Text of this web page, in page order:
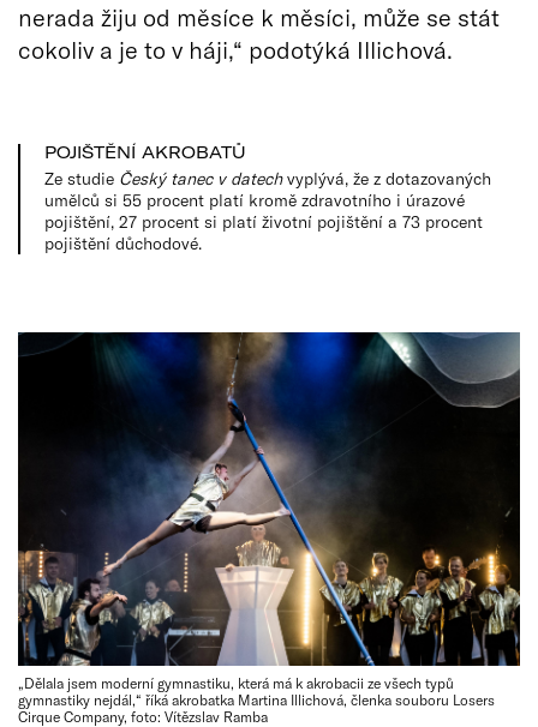
nerada žiju od měsíce k měsíci, může se stát
cokoliv a je to v háji,“ podotýká Illichová.
POJIŠTĚNÍ AKROBATŮ
Ze studie Český tanec v datechvyplývá, že z dotazovaných
umělců si 55 procent platí kromě zdravotního i úrazové
pojištění, 27 procent si platí životní pojištění a 73 procent
pojištění důchodové.
„Dělala jsem moderní gymnastiku, která má k akrobacii ze všech typů
gymnastiky nejdál,“ říká akrobatka Martina Illichová, členka souboru Losers
Cirque Company, foto: Vítězslav Ramba